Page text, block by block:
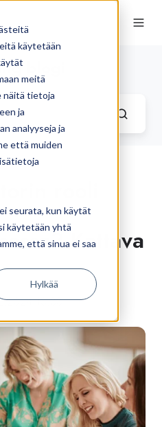
käytetään
meitä
näitä tietoja
ja
analyyseja ja
että muiden
seurata, kun käytät
käytetään yhtä
että sinua ei saa
Hylkää
blogi
rooli
Kattava
13.33